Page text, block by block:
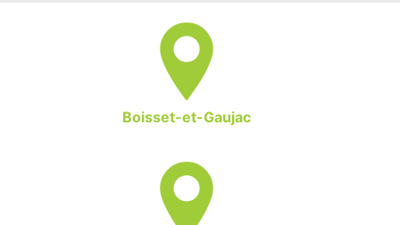
Boisset-et-Gaujac